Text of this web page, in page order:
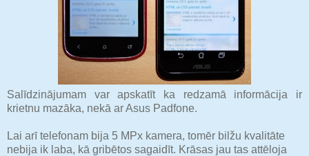
Salīdzinājumam var apskatīt ka redzamā informācija ir
krietnu mazāka, nekā ar Asus Padfone.
Lai arī telefonam bija 5 MPx kamera, tomēr bilžu kvalitāte
nebija ik laba, kā gribētos sagaidīt. Krāsas jau tas attēloja